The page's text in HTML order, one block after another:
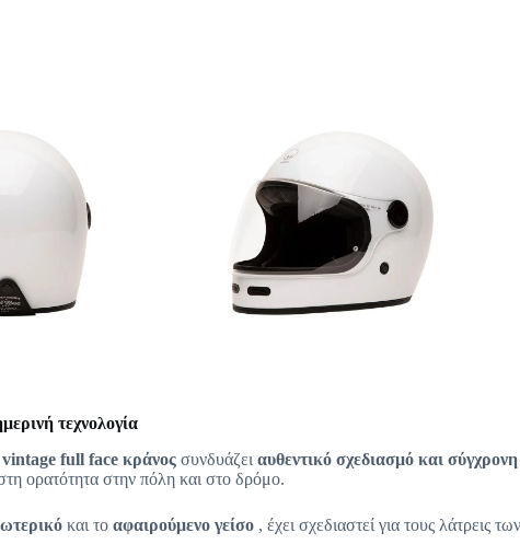
τεχνολογία
vintage full face κράνος συνδυάζει αυθεντικό σχεδιασμό και
ορατότητα στην πόλη και στο δρόμο.
και το αφαιρούμενο γείσο , έχει σχεδιαστεί για τους λάτρεις των